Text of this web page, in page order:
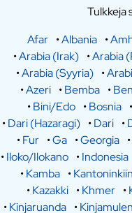
Tulkkeja
Afar •Albania •
•Arabia (Irak) •Arabia
•Arabia (Syyria) •
•Azeri •Bemba •
•Bini/Edo •Bosnia •
•Dari (Hazaragi) •Dari •
•Fur •Ga •Georgia •
•Iloko/Ilokano •Indonesia
•Kamba •
•Kazakki •Khmer •
•Kinjaruanda •